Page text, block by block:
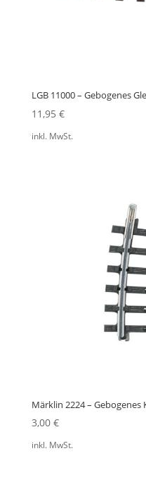
LGB 11000 – Gebogenes
11,95 €
inkl. MwSt.
Märklin 2224 – Gebogenes
3,00 €
inkl. MwSt.